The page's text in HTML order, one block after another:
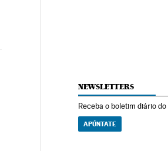
NEWSLETTERS
Receba o boletim diário do
APÚNTATE